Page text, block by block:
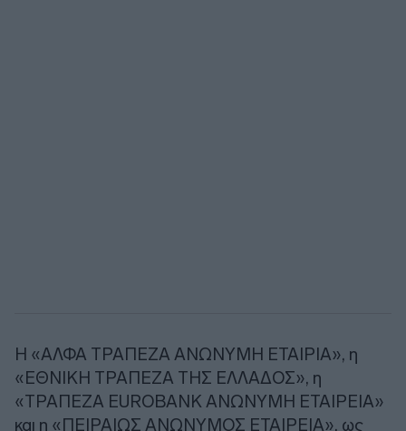
Η «ΑΛΦΑ ΤΡΑΠΕΖΑ ΑΝΩΝΥΜΗ ΕΤΑΙΡΙΑ», η
«ΕΘΝΙΚΗ ΤΡΑΠΕΖΑ ΤΗΣ ΕΛΛΑΔΟΣ», η
«ΤΡΑΠΕΖΑ EUROBANK ΑΝΩΝΥΜΗ ΕΤΑΙΡΕΙΑ»
και η «ΠΕΙΡΑΙΩΣ ΑΝΩΝΥΜΟΣ ΕΤΑΙΡΕΙΑ», ως